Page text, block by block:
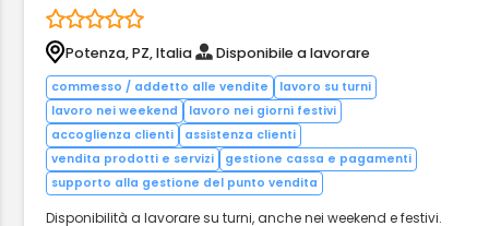
Potenza, PZ, Italia Disponibile a lavorare
commesso / addetto alle vendite
lavoro su turni
lavoro nei weekend
lavoro nei giorni festivi
accoglienza clienti
assistenza clienti
vendita prodotti e servizi
gestione cassa e pagamenti
supporto alla gestione del punto vendita
Disponibilità a lavorare su turni, anche nei weekend e festivi.